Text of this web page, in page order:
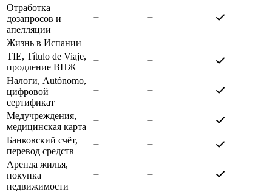
Отработка
дозапросов и
апелляции
Жизнь в Испании
TIE, Título de Viaje,
продление ВНЖ
Налоги, Autónomo,
цифровой
сертификат
Медучреждения,
медицинская карта
Банковский счёт,
перевод средств
Аренда жилья,
покупка
недвижимости